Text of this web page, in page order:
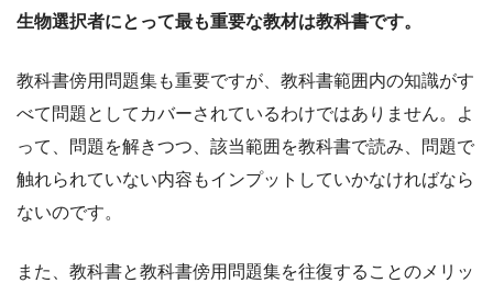
生物選択者にとって最も重要な教材は教科書です。
教科書傍用問題集も重要ですが、教科書範囲内の知識がす
べて問題としてカバーされているわけではありません。よ
って、問題を解きつつ、該当範囲を教科書で読み、問題で
触れられていない内容もインプットしていかなければなら
ないのです。
また、教科書と教科書傍用問題集を往復することのメリッ